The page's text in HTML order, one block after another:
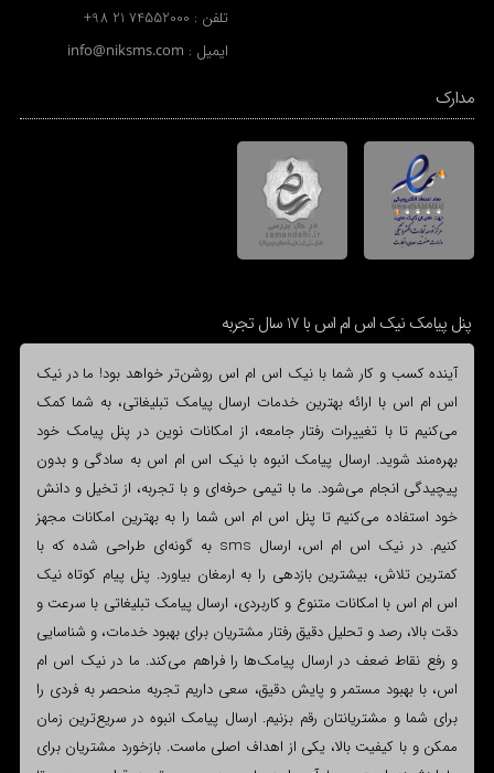
تلفن : +98 21 74552000
ایمیل : info@niksms.com
مدارک
پنل پیامک نیک اس ام اس با 17 سال تجربه
آینده کسب و کار شما با نیک اس ام اس روشن‌تر خواهد بود! ما در نیک
اس ام اس با ارائه بهترین خدمات ارسال پیامک تبلیغاتی، به شما کمک
می‌کنیم تا با تغییرات رفتار جامعه، از امکانات نوین در پنل پیامک خود
بهره‌مند شوید. ارسال پیامک انبوه با نیک اس ام اس به سادگی و بدون
پیچیدگی انجام می‌شود. ما با تیمی حرفه‌ای و با تجربه، از تخیل و دانش
خود استفاده می‌کنیم تا پنل اس ام اس شما را به بهترین امکانات مجهز
کنیم. در نیک اس ام اس، ارسال sms به گونه‌ای طراحی شده که با
کمترین تلاش، بیشترین بازدهی را به ارمغان بیاورد. پنل پیام کوتاه نیک
اس ام اس با امکانات متنوع و کاربردی، ارسال پیامک تبلیغاتی با سرعت و
دقت بالا، رصد و تحلیل دقیق رفتار مشتریان برای بهبود خدمات، و شناسایی
و رفع نقاط ضعف در ارسال پیامک‌ها را فراهم می‌کند. ما در نیک اس ام
اس، با بهبود مستمر و پایش دقیق، سعی داریم تجربه منحصر به فردی را
برای شما و مشتریانتان رقم بزنیم. ارسال پیامک انبوه در سریع‌ترین زمان
ممکن و با کیفیت بالا، یکی از اهداف اصلی ماست. بازخورد مشتریان برای